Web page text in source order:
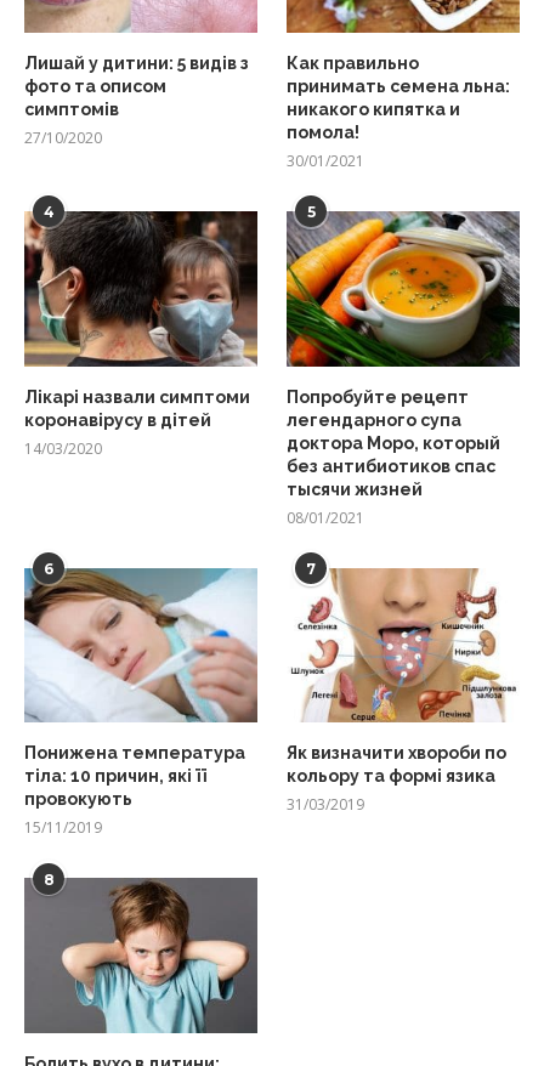
Лишай у дитини: 5 видів з
фото та описом
симптомів
27/10/2020
Как правильно
принимать семена льна:
никакого кипятка и
помола!
30/01/2021
4
Лікарі назвали симптоми
коронавірусу в дітей
14/03/2020
5
Попробуйте рецепт
легендарного супа
доктора Моро, который
без антибиотиков спас
тысячи жизней
08/01/2021
6
Понижена температура
тіла: 10 причин, які її
провокують
15/11/2019
7
Як визначити хвороби по
кольору та формі язика
31/03/2019
8